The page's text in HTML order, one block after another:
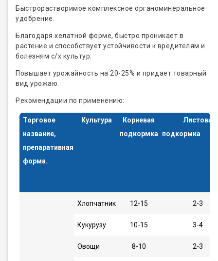
Быстрорастворимое комплексное органоминеральное
удобрение.
Благодаря хелатной форме, быстро проникает в
растение и способствует устойчивости к вредителям и
болезням с/х культур.
Повышает урожайность на 20-25% и придает товарный
вид урожаю.
Рекомендации по применению:
Торговое
название,
препаративная
форма.
Культура
Корневая
подкормка
Листовая
Хлопчатник 12-15 2-3
Кукурузу 10-15 3-4
Овощи 8-10 2-3